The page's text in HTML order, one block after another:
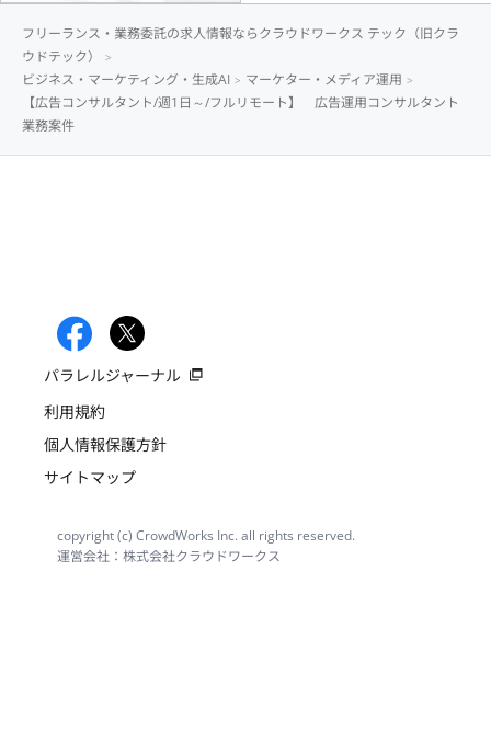
フリーランス・業務委託の求人情報ならクラウドワークス テック（旧クラ
ウドテック）
ビジネス・マーケティング・生成AI
マーケター・メディア運用
【広告コンサルタント/週1日～/フルリモート】 広告運用コンサルタント
業務案件
パラレルジャーナル
利用規約
個人情報保護方針
サイトマップ
copyright (c) CrowdWorks Inc. all rights reserved.
運営会社：株式会社クラウドワークス